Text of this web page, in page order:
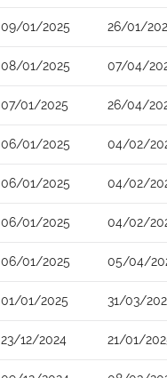
09/01/2025 26/01/
08/01/2025 07/04/
07/01/2025 26/04/
06/01/2025 04/02/
06/01/2025 04/02/
06/01/2025 04/02/
06/01/2025 05/04/
01/01/2025 31/03/
23/12/2024 21/01/